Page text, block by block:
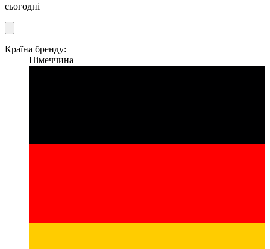
сьогодні
Країна бренду:
Німеччина